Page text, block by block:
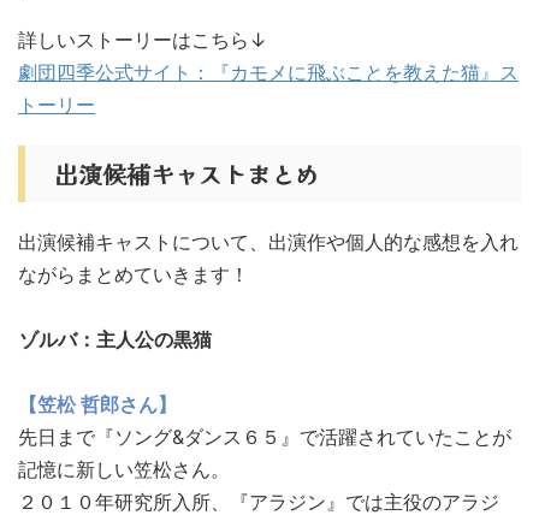
詳しいストーリーはこちら↓
劇団四季公式サイト：『カモメに飛ぶことを教えた猫』ス
トーリー
出演候補キャストまとめ
出演候補キャストについて、出演作や個人的な感想を入れ
ながらまとめていきます！
ゾルバ：主人公の黒猫
【笠松 哲郎さん】
先日まで『ソング&ダンス６５』 で活躍されていたことが
記憶に新しい笠松さん。
２０１０年研究所入所、『アラジン』では主役のアラジ